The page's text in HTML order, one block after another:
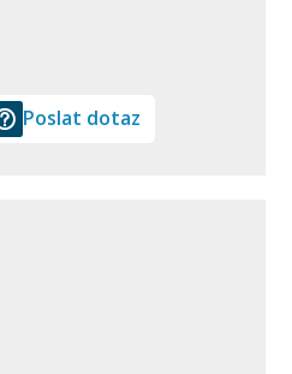
Poslat dotaz